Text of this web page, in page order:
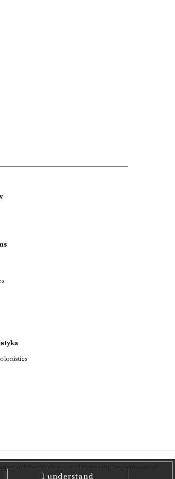
I understand
and the Conference of University Departments of